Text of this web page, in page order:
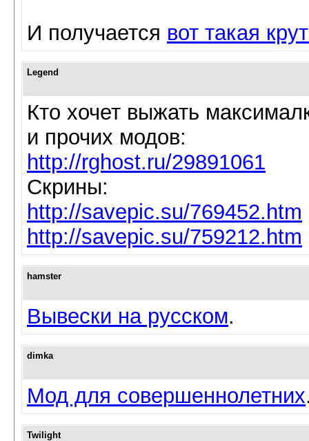
И получается вот такая
Legend
Кто хочет выжать
и прочих модов:
http://rghost.ru/29891061
Скрины:
http://savepic.su/769452.htm
http://savepic.su/759212.htm
hamster
Вывески на русском.
dimka
Мод для совершеннолетних
Twilight